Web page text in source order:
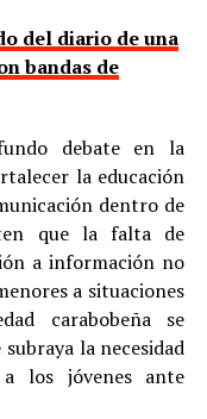
del diario de una
bandas de
debate en la
la educación
dentro de
que la falta de
a información no
a situaciones
carabobeña se
la necesidad
los jóvenes ante